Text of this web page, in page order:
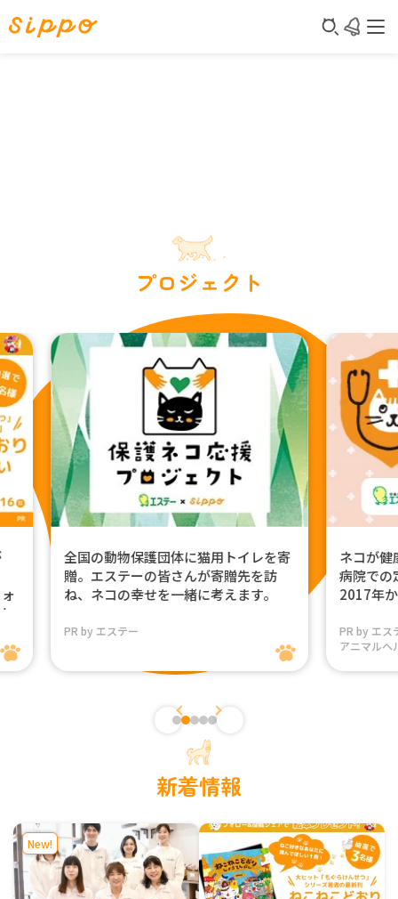
プロジェクト
寄
ネコが健康で長生きできるよう、動物
病院での定期健診を広める活動に
2017年から取り組んでいます。
PR by エステー、ベーリンガーインゲルハイム
人も
ざし
ら開
PR by
新着情報
New!